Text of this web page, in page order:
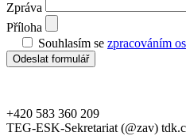
Zpráva
Příloha
Souhlasím se zpracováním
+420 583 360 209
TEG-ESK-Sekretariat (@zav)